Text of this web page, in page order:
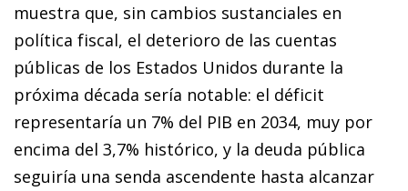
muestra que, sin cambios sustanciales en
política fiscal, el deterioro de las cuentas
públicas de los Estados Unidos durante la
próxima década sería notable: el déficit
representaría un 7% del PIB en 2034, muy por
encima del 3,7% histórico, y la deuda pública
seguiría una senda ascendente hasta alcanzar